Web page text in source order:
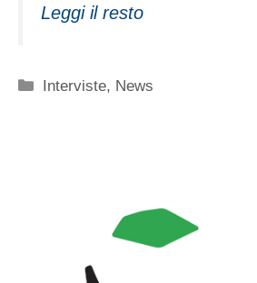
Leggi il resto
Categorie
Interviste, News